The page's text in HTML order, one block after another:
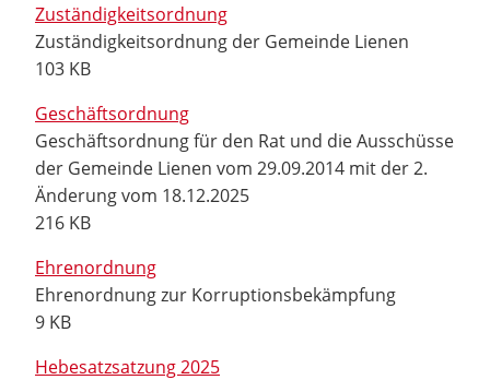
Zuständigkeitsordnung
Zuständigkeitsordnung der Gemeinde Lienen
103 KB
Geschäftsordnung
Geschäftsordnung für den Rat und die Ausschüsse
der Gemeinde Lienen vom 29.09.2014 mit der 2.
Änderung vom 18.12.2025
216 KB
Ehrenordnung
Ehrenordnung zur Korruptionsbekämpfung
9 KB
Hebesatzsatzung 2025